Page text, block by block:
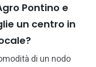
Pontino e
un centro in
di un nodo